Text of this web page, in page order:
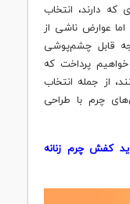
دارند، انتخاب
عوارض ناشی از
قابل چشم‌پوشی
پرداخت که
از جمله انتخاب
چرم با طراحی
کفش چرم زنانه